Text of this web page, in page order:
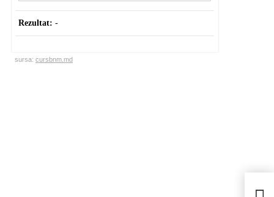
Rezultat: -
sursa: cursbnm.md